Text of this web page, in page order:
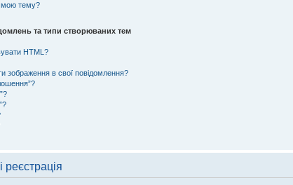
мою тему?
та типи створюваних тем
HTML?
зображення в свої повідомлення?
реєстрація